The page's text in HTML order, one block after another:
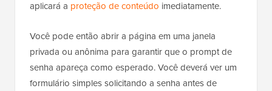
aplicará a proteção de conteúdo imediatamente.
Você pode então abrir a página em uma janela
privada ou anônima para garantir que o prompt de
senha apareça como esperado. Você deverá ver um
formulário simples solicitando a senha antes de